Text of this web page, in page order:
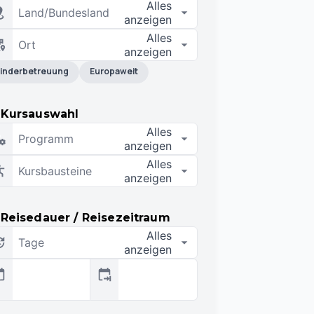
Land/Bundesland
Alles
anzeigen
Ort
Alles
anzeigen
Europaweit
Kursauswahl
Programm
Alles
anzeigen
Kursbausteine
Alles
anzeigen
Reisedauer / Reisezeitraum
Tage
Alles
anzeigen